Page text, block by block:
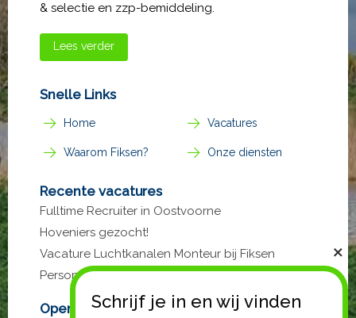
& selectie en zzp-bemiddeling.
Lees verder
Snelle Links
Home Vacatures
Waarom Fiksen? Onze diensten
Recente vacatures
Fulltime Recruiter in Oostvoorne
Hoveniers gezocht!
Vacature Luchtkanalen Monteur bij Fiksen
Personeel
Open sollicitatie?